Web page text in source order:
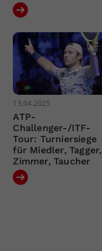
13.04.2025
ATP-
Challenger-/ITF-
Tour: Turniersiege
für Miedler, Tagger,
Zimmer, Taucher